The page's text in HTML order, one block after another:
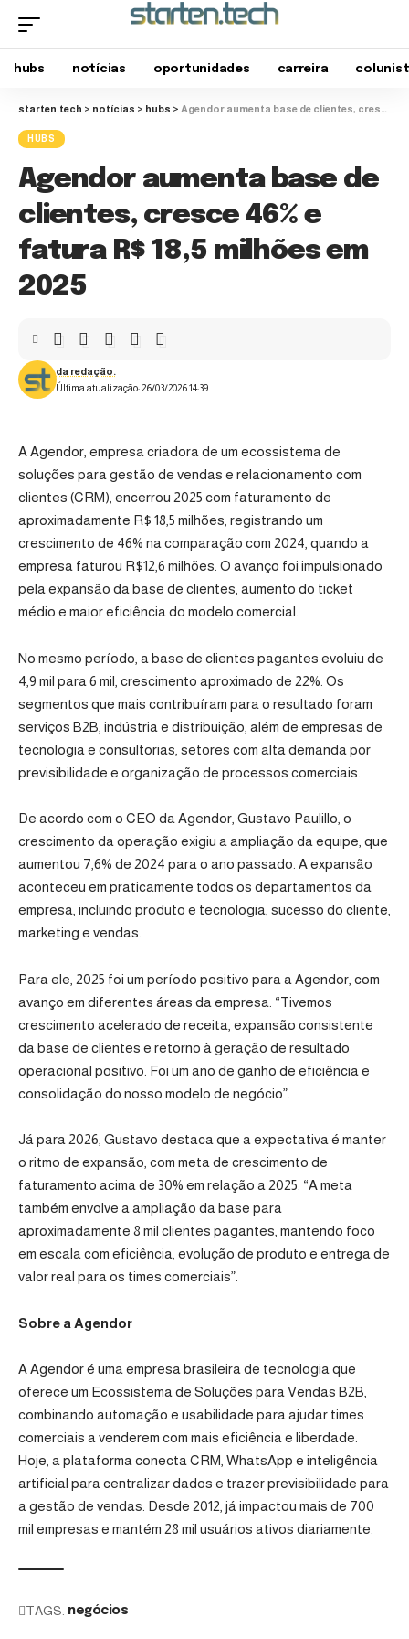
hubs notícias oportunidades carreira
starten.tech > notícias > hubs > Agendor aumenta base de clientes, cresce 46% e fatura R$ 18,5 milhões em 2025
HUBS
Agendor aumenta base de
clientes, cresce 46% e
fatura R$ 18,5 milhões em
2025
Última atualização: 26/03/2026 14:39
da redação.
A Agendor , empresa criadora de um ecossistema de
soluções para gestão de vendas e relacionamento com
clientes (CRM), encerrou 2025 com faturamento de
aproximadamente R$ 18,5 milhões, registrando um
crescimento de 46% na comparação com 2024, quando a
empresa faturou R$12,6 milhões. O avanço foi impulsionado
pela expansão da base de clientes, aumento do ticket
médio e maior eficiência do modelo comercial.
No mesmo período, a base de clientes pagantes evoluiu de
4,9 mil para 6 mil, crescimento aproximado de 22%. Os
segmentos que mais contribuíram para o resultado foram
serviços B2B, indústria e distribuição, além de empresas de
tecnologia e consultorias, setores com alta demanda por
previsibilidade e organização de processos comerciais.
De acordo com o CEO da Agendor, Gustavo Paulillo, o
crescimento da operação exigiu a ampliação da equipe, que
aumentou 7,6% de 2024 para o ano passado. A expansão
aconteceu em praticamente todos os departamentos da
empresa, incluindo produto e tecnologia, sucesso do cliente,
marketing e vendas.
Para ele, 2025 foi um período positivo para a Agendor, com
avanço em diferentes áreas da empresa. “Tivemos
crescimento acelerado de receita, expansão consistente
da base de clientes e retorno à geração de resultado
operacional positivo. Foi um ano de ganho de eficiência e
consolidação do nosso modelo de negócio”.
Já para 2026, Gustavo destaca que a expectativa é manter
o ritmo de expansão, com meta de crescimento de
faturamento acima de 30% em relação a 2025. “A meta
também envolve a ampliação da base para
aproximadamente 8 mil clientes pagantes, mantendo foco
em escala com eficiência, evolução de produto e entrega de
valor real para os times comerciais”.
Sobre a Agendor
A Agendor é uma empresa brasileira de tecnologia que
oferece um Ecossistema de Soluções para Vendas B2B,
combinando automação e usabilidade para ajudar times
comerciais a venderem com mais eficiência e liberdade.
Hoje, a plataforma conecta CRM, WhatsApp e inteligência
artificial para centralizar dados e trazer previsibilidade para
a gestão de vendas. Desde 2012, já impactou mais de 700
mil empresas e mantém 28 mil usuários ativos diariamente.
TAGS: negócios